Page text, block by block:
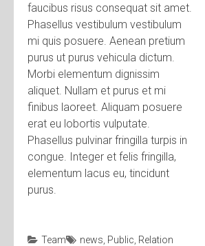
faucibus risus consequat sit amet.
Phasellus vestibulum vestibulum
mi quis posuere. Aenean pretium
purus ut purus vehicula dictum.
Morbi elementum dignissim
aliquet. Nullam et purus et mi
finibus laoreet. Aliquam posuere
erat eu lobortis vulputate.
Phasellus pulvinar fringilla turpis in
congue. Integer et felis fringilla,
elementum lacus eu, tincidunt
purus.
Team news Public Relation